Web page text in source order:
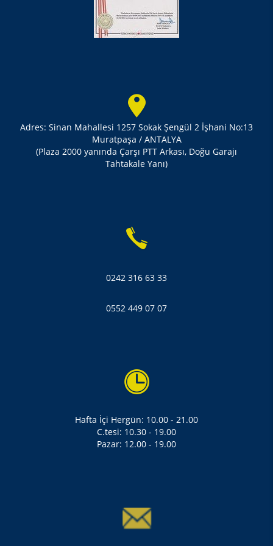
Adres: Sinan Mahallesi 1257 Sokak Şengül 2 İşhani No:13
Muratpaşa / ANTALYA
(Plaza 2000 yanında Çarşı PTT Arkası, Doğu Garajı
Tahtakale Yanı)
0242 316 63 33
0552 449 07 07
Hafta İçi Hergün: 10.00 - 21.00
C.tesi: 10.30 - 19.00
Pazar: 12.00 - 19.00